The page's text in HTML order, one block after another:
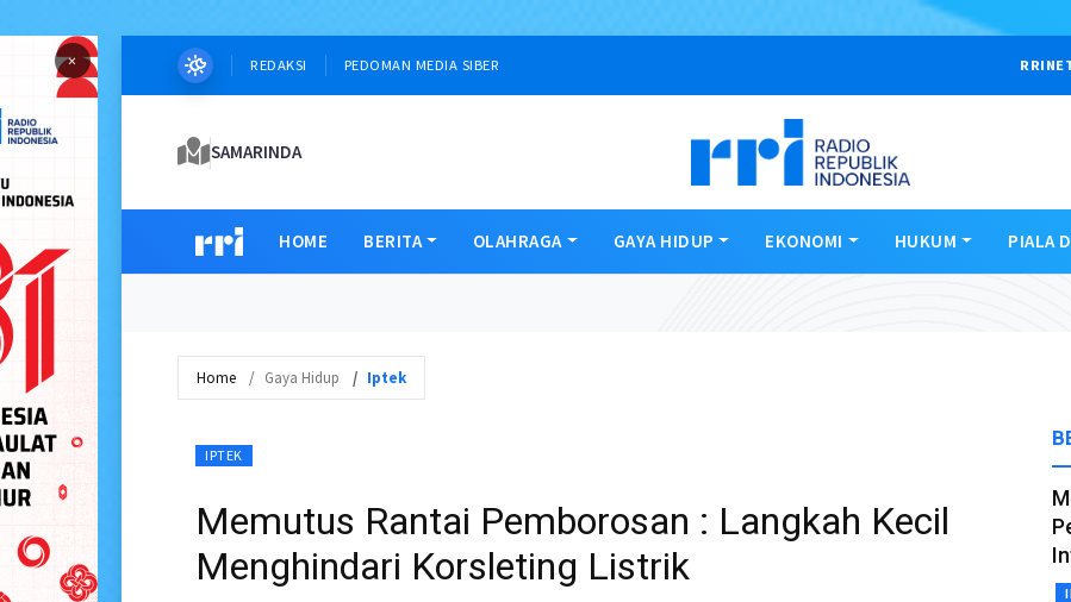
× REDAKSI PEDOMAN MEDIA SIBER
SAMARINDA
HOME BERITA OLAHRAGA GAYA HIDUP EKONOMI HUKUM PIALA
Home Gaya Hidup Iptek
IPTEK
Memutus Rantai Pemborosan : Langkah Kecil
Menghindari Korsleting Listrik